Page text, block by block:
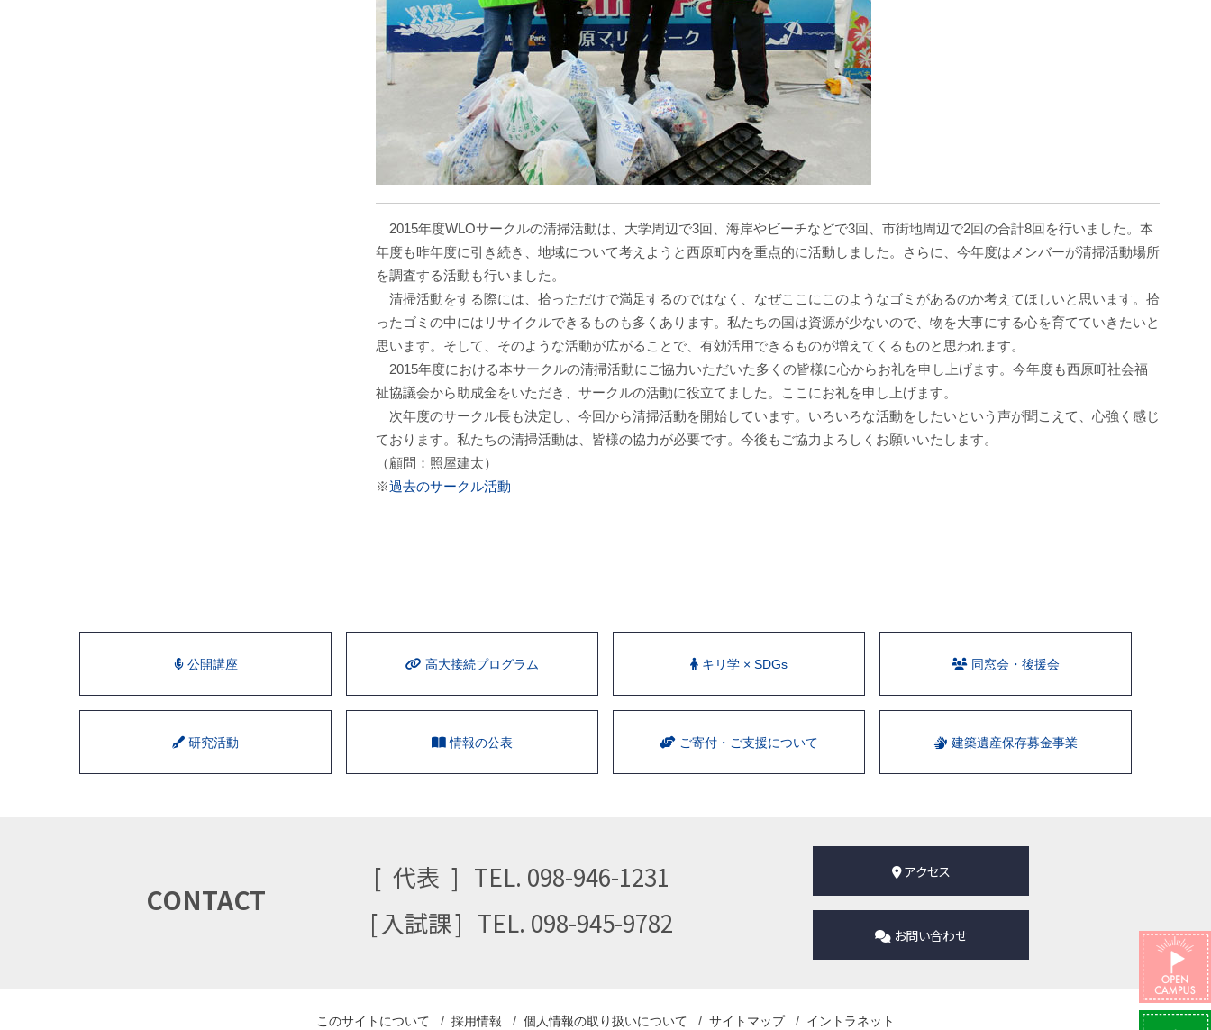
2015年度WLOサークルの清掃活動は、大学周辺で3回、海岸やビーチなどで3回、市街地周辺で2回の合計8回を行いました。本
年度も昨年度に引き続き、地域について考えようと西原町内を重点的に活動しました。さらに、今年度はメンバーが清掃活動場所
を調査する活動も行いました。
清掃活動をする際には、拾っただけで満足するのではなく、なぜここにこのようなゴミがあるのか考えてほしいと思います。拾
ったゴミの中にはリサイクルできるものも多くあります。私たちの国は資源が少ないので、物を大事にする心を育てていきたいと
思います。そして、そのような活動が広がることで、有効活用できるものが増えてくるものと思われます。
2015年度における本サークルの清掃活動にご協力いただいた多くの皆様に心からお礼を申し上げます。今年度も西原町社会福
祉協議会から助成金をいただき、サークルの活動に役立てました。ここにお礼を申し上げます。
次年度のサークル長も決定し、今回から清掃活動を開始しています。いろいろな活動をしたいという声が聞こえて、心強く感じ
ております。私たちの清掃活動は、皆様の協力が必要です。今後もご協力よろしくお願いいたします。
（顧問：照屋建太）
※過去のサークル活動
公開講座 ⾼⼤接続プログラム キリ学 × SDGs 同窓会・後援会
研究活動 情報の公表 ご寄付・ご支援について 建築遺産保存募金事業
CONTACT
代表
TEL. 098-946-1231
⼊試課
TEL. 098-945-9782
アクセス
お問い合わせ
このサイトについて 採用情報 個人情報の取り扱いについて サイトマップ イントラネット